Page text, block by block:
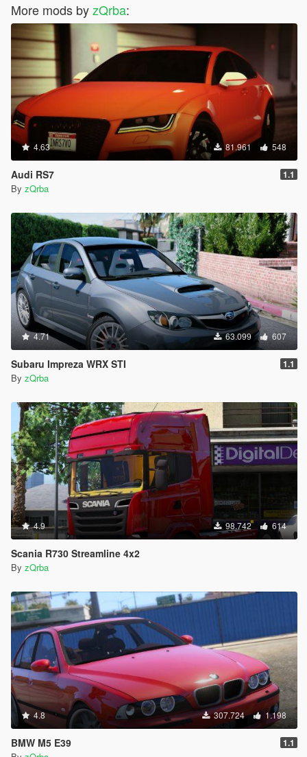
More mods byzQrba:
4.63 81.961 548
Audi RS7 1.1
By zQrba
4.71 63.099 607
Subaru Impreza WRX STI 1.1
By zQrba
4.9 98.742 614
Scania R730 Streamline 4x2
By zQrba
4.8 307.724 1.198
BMW M5 E39 1.1